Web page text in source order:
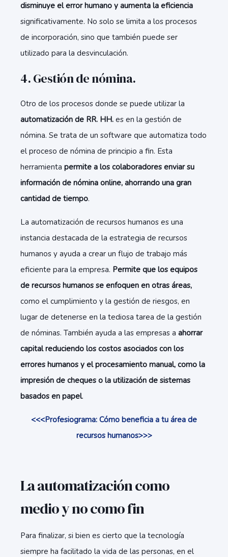
disminuye el error humano y aumenta la eficiencia
significativamente. No solo se limita a los procesos
de incorporación, sino que también puede ser
utilizado para la desvinculación.
4. Gestión de nómina.
Otro de los procesos donde se puede utilizar la
automatización de RR. HH. es en la gestión de
nómina. Se trata de un software que automatiza todo
el proceso de nómina de principio a fin. Esta
herramienta permite a los colaboradores enviar su
información de nómina online, ahorrando una gran
cantidad de tiempo.
La automatización de recursos humanos es una
instancia destacada de la estrategia de recursos
humanos y ayuda a crear un flujo de trabajo más
eficiente para la empresa. Permite que los equipos
de recursos humanos se enfoquen en otras áreas,
como el cumplimiento y la gestión de riesgos, en
lugar de detenerse en la tediosa tarea de la gestión
de nóminas. También ayuda a las empresas a ahorrar
capital reduciendo los costos asociados con los
errores humanos y el procesamiento manual, como la
impresión de cheques o la utilización de sistemas
basados ​​en papel.
<<<Profesiograma: Cómo beneficia a tu área de
recursos humanos>>>
La automatización como
medio y no como fin
Para finalizar, si bien es cierto que la tecnología
siempre ha facilitado la vida de las personas, en el